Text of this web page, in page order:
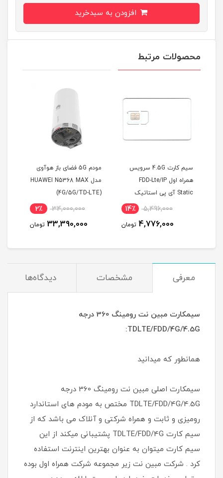
محصولات مرتبط
سیم کارت 4.5G سرویس
همراه اول FDD-Lte/IP
Static آی پی استاتیک
شش ماهه (مخصوص مودم
5,496,000 14٪
4,776,000 تومان
مودم 5G فضای باز هوآوی
مدل HUAWEI N5368 MAX
(4G/5G/TD-LTE)
34,000,000 2٪
33,390,000 تومان
معرفی مشخصات دیدگاه‌ها
سیمکارت مبین نت رومینگ 360 درجه
TDLTE/FDD/4G/4.5G:
همانطور که میدانید
سیمکارت اصلی مبین نت رومینگ 360 درجه
TDLTE/FDD/4G/4.5G مختص به مودم های استاندارد
رومیزی و ثابت و همراه شرکتی و آنلاک می باشد که از
سیم کارت TDLTE/FDD/4G پشتیبانی میکند از این
سیم کارت میتوان به عنوان بهترین اینترنت استفاده
کرد . شرکت مبین نت زیر مجموعه شرکت همراه اول بوده